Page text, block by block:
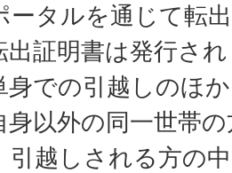
ータルを通じて転
出証明書は発行さ
身での引越しのほ
身以外の同一世帯
引越しされる方の